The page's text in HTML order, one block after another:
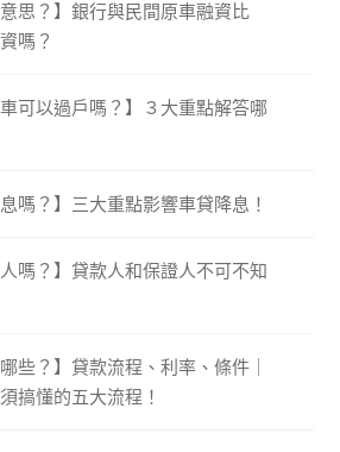
意思？】銀行與民間原車融資比
嗎？
車可以過戶嗎？】３大重點解答哪
嗎？】三大重點影響車貸降息！
人嗎？】貸款人和保證人不可不知
些？】貸款流程、利率、條件｜
搞懂的五大流程！